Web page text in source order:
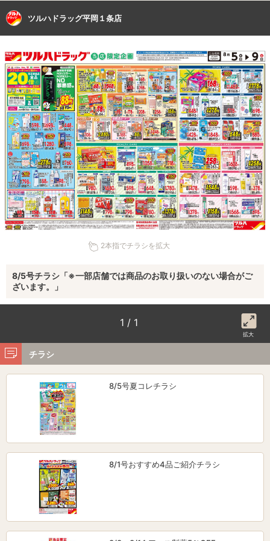
ツルハドラッグ平岡１条店
2本指でチラシを拡大
8/5号チラシ「※一部店舗では商品のお取り扱いのない場合がご
ざいます。」
1 / 1
拡大
チラシ
8/5号夏コレチラシ
8/1号おすすめ4品ご紹介チラシ